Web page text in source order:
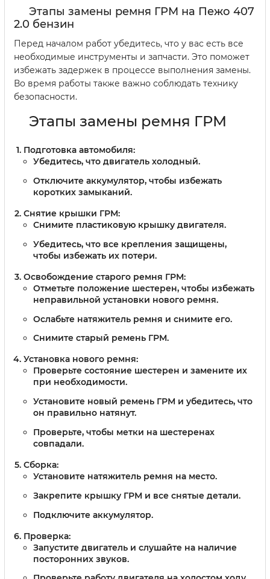
Этапы замены ремня ГРМ на Пежо 407
2.0 бензин
Перед началом работ убедитесь, что у вас есть все
необходимые инструменты и запчасти. Это поможет
избежать задержек в процессе выполнения замены.
Во время работы также важно соблюдать технику
безопасности.
Этапы замены ремня ГРМ
Подготовка автомобиля:
Убедитесь, что двигатель холодный.
Отключите аккумулятор, чтобы избежать
коротких замыканий.
Снятие крышки ГРМ:
Снимите пластиковую крышку двигателя.
Убедитесь, что все крепления защищены,
чтобы избежать их потери.
Освобождение старого ремня ГРМ:
Отметьте положение шестерен, чтобы избежать
неправильной установки нового ремня.
Ослабьте натяжитель ремня и снимите его.
Снимите старый ремень ГРМ.
Установка нового ремня:
Проверьте состояние шестерен и замените их
при необходимости.
Установите новый ремень ГРМ и убедитесь, что
он правильно натянут.
Проверьте, чтобы метки на шестеренах
совпадали.
Сборка:
Установите натяжитель ремня на место.
Закрепите крышку ГРМ и все снятые детали.
Подключите аккумулятор.
Проверка:
Запустите двигатель и слушайте на наличие
посторонних звуков.